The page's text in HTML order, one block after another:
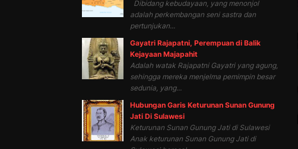
Dibidang kebudayaan, yang menonjol
adalah perkembangan seni sastra dan
pertunjukan...
Gayatri Rajapatni, Perempuan di Balik
Kejayaan Majapahit
Adalah watak Rajapatni Gayatri yang agung,
sehingga mereka menjelma pemimpin besar
sedunia, yang...
Hubungan Garis Keturunan Sunan Gunung
Jati Di Sulawesi
Keturunan Sunan Gunung Jati di Sulawesi
Anak keturunan Sunan Gunung Jati di